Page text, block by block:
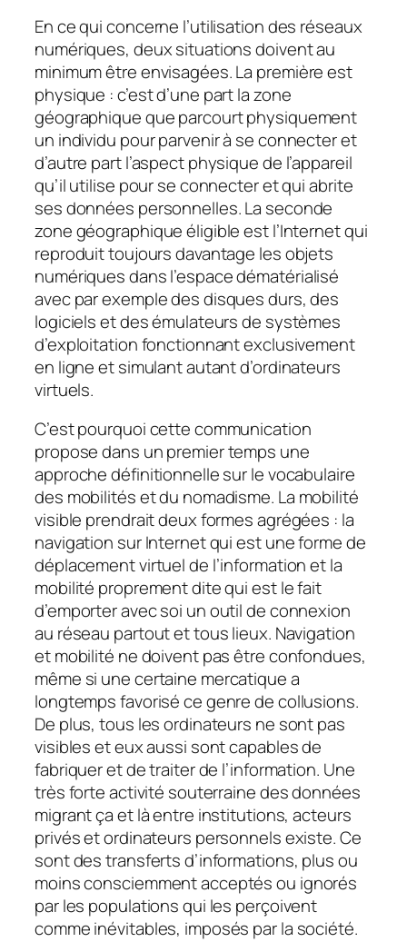
En ce qui concerne l’utilisation des réseaux
numériques, deux situations doivent au
minimum être envisagées. La première est
physique : c’est d’une part la zone
géographique que parcourt physiquement
un individu pour parvenir à se connecter et
d’autre part l’aspect physique de l’appareil
qu’il utilise pour se connecter et qui abrite
ses données personnelles. La seconde
zone géographique éligible est l’Internet qui
reproduit toujours davantage les objets
numériques dans l’espace dématérialisé
avec par exemple des disques durs, des
logiciels et des émulateurs de systèmes
d’exploitation fonctionnant exclusivement
en ligne et simulant autant d’ordinateurs
virtuels.
C’est pourquoi cette communication
propose dans un premier temps une
approche définitionnelle sur le vocabulaire
des mobilités et du nomadisme. La mobilité
visible prendrait deux formes agrégées : la
navigation sur Internet qui est une forme de
déplacement virtuel de l’information et la
mobilité proprement dite qui est le fait
d’emporter avec soi un outil de connexion
au réseau partout et tous lieux. Navigation
et mobilité ne doivent pas être confondues,
même si une certaine mercatique a
longtemps favorisé ce genre de collusions.
De plus, tous les ordinateurs ne sont pas
visibles et eux aussi sont capables de
fabriquer et de traiter de l’information. Une
très forte activité souterraine des données
migrant ça et là entre institutions, acteurs
privés et ordinateurs personnels existe. Ce
sont des transferts d’informations, plus ou
moins consciemment acceptés ou ignorés
par les populations qui les perçoivent
comme inévitables, imposés par la société.